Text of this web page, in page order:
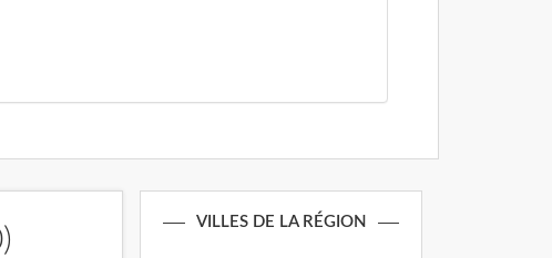
VILLES DE LA RÉGION